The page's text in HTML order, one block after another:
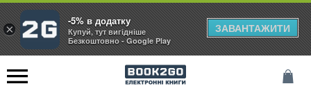
×
-5% в додатку
Купуй, тут вигідніше
Безкоштовно - Google Play
ЗАВАНТАЖИТИ